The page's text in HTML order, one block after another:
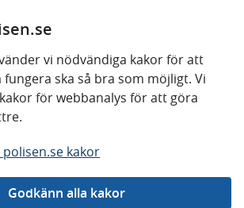
vi nödvändiga kakor för att
ska så bra som möjligt. Vi
för webbanalys för att göra
kakor